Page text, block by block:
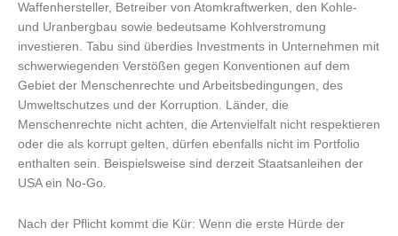
Waffenhersteller, Betreiber von Atomkraftwerken, den Kohle-
und Uranbergbau sowie bedeutsame Kohlverstromung
investieren. Tabu sind überdies Investments in Unternehmen mit
schwerwiegenden Verstößen gegen Konventionen auf dem
Gebiet der Menschenrechte und Arbeitsbedingungen, des
Umweltschutzes und der Korruption. Länder, die
Menschenrechte nicht achten, die Artenvielfalt nicht respektieren
oder die als korrupt gelten, dürfen ebenfalls nicht im Portfolio
enthalten sein. Beispielsweise sind derzeit Staatsanleihen der
USA ein No-Go.
Nach der Pflicht kommt die Kür: Wenn die erste Hürde der